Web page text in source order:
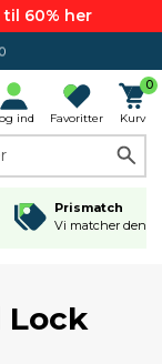
60% her
ind Favoritter
0
Kurv
Prismatch
Vi matcher den
Lock